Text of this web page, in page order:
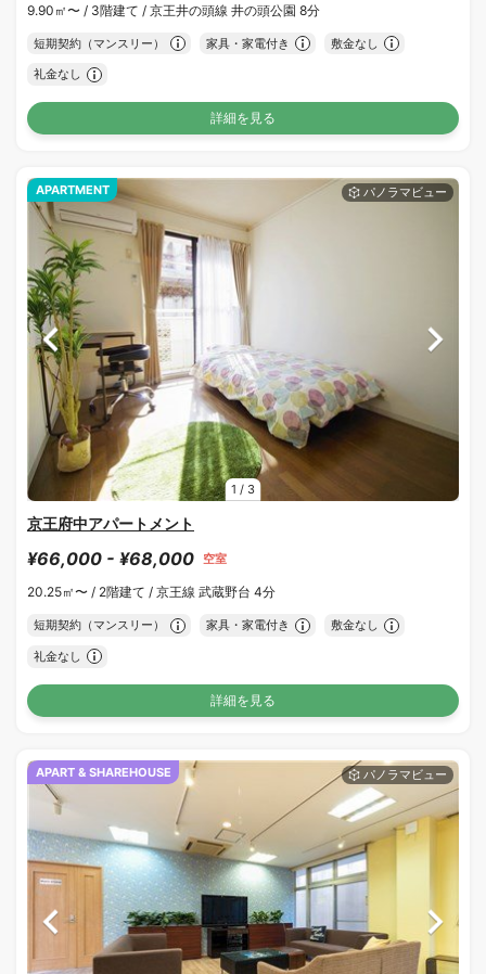
9.90㎡〜 / 3階建て / 京王井の頭線 井の頭公園 8分
短期契約（マンスリー） 家具・家電付き 敷金なし
礼金なし
詳細を見る
1 / 3
APARTMENT
京王府中アパートメント
¥66,000 - ¥68,000 空室
20.25㎡〜 / 2階建て / 京王線 武蔵野台 4分
短期契約（マンスリー） 家具・家電付き 敷金なし
礼金なし
詳細を見る
APART & SHAREHOUSE